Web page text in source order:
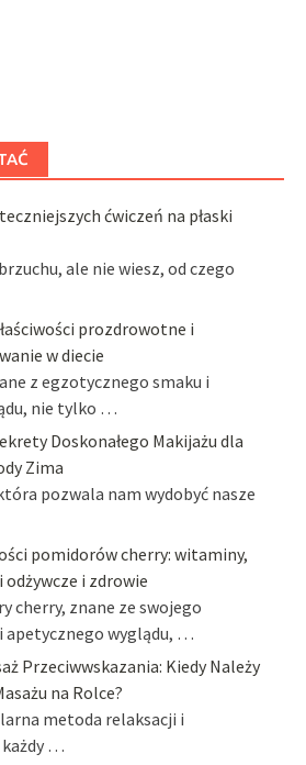
ćwiczeń na płaski
ale nie wiesz, od czego
prozdrowotne i
w diecie
z egzotycznego smaku i
nie tylko …
Doskonałego Makijażu dla
Zima
pozwala nam wydobyć nasze
pomidorów cherry: witaminy,
i zdrowie
cherry, znane ze swojego
apetycznego wyglądu, …
Przeciwwskazania: Kiedy Należy
na Rolce?
metoda relaksacji i
każdy …